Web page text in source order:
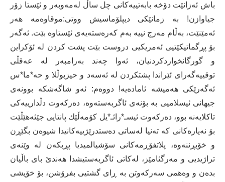
باش ئەزانێت دۆخە بابەتییەکانی چل ساڵ لەمەوبەر و ئێستا زۆر
جیاوازن! بە زمانێکی دیپلۆماسیش ووتی:موقاوەمە هەر
ئەمێنێت، بەڵام مەرج نییە بەم کەرەستەیەی ئێستاوە بێت. ئەگەر
بۆ پڕگماتیکێتیی ئەمریکیی دروست بێت پشت کردن لە ئۆکراین
و گورگانخواردکردنیان، ئەوا چەند بەرامبەر لە عەقڵی
توقییەگەرای ئێراندا پشتکردن لە ئەسەد و حیزبوڵلا و حە*ما*س
ئەگەرێکی هەمیشە ئامادەیە! دووەم: ئەو شاگەشکە بوونەی
جیهانی ئیسلامیی بە بۆنەی ئاگربەستەوە، دەرکەوت دڵدارییەکی
تاکلایەنە بوو، دەرکەوت ئیسـ*رائـ*یل کۆمەڵێك پانتایی جێئەهێڵێت
بۆ نەیارەکانی کە تەنیا لەساتی دەستدرێژییەکانیدا شیوەن بگێڕن
و خۆبڕننەوە، پلاتفۆڕمەکانی سۆشیالمیدیا پڕبکەن لە وێنەی
تراژیدیی و مەرگئامێز، لەکاتی ئاگربەستیشدا هەندێ بای باڵیان
بدەن و وەهمی سەرکەوتن بە ڕای گشتیی بفرۆشن، بۆ خۆیشی